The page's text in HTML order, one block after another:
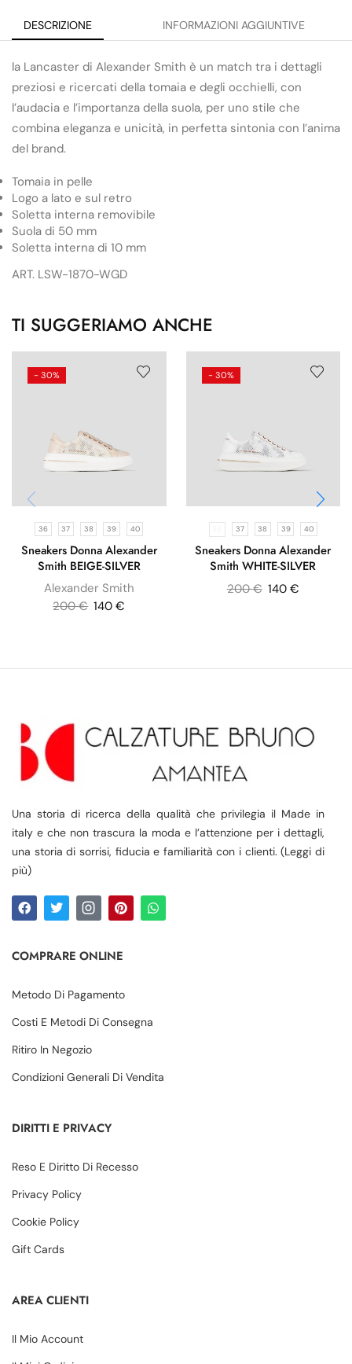
DESCRIZIONE INFORMAZIONI AGGIUNTIVE
la Lancaster di Alexander Smith è un match tra i dettagli
preziosi e ricercati della tomaia e degli occhielli, con
l’audacia e l’importanza della suola, per uno stile che
combina eleganza e unicità, in perfetta sintonia con l’anima
del brand.
Tomaia in pelle
Logo a lato e sul retro
Soletta interna removibile
Suola di 50 mm
Soletta interna di 10 mm
ART. LSW-1870-WGD
TI SUGGERIAMO ANCHE
- 30%
36 37 38 39 40
Sneakers Donna Alexander
Smith BEIGE-SILVER
Alexander Smith
200€ 140€
- 30%
37 38 39 40
Sneakers Donna Alexander
Smith WHITE-SILVER
200€ 140 €
Una storia di ricerca della qualità che privilegia il Made in
italy e che non trascura la moda e l’attenzione per i dettagli,
una storia di sorrisi, fiducia e familiarità con i clienti. (Leggi di
più)
COMPRARE ONLINE
Metodo Di Pagamento
Costi E Metodi Di Consegna
Ritiro In Negozio
Condizioni Generali Di Vendita
DIRITTI E PRIVACY
Reso E Diritto Di Recesso
Privacy Policy
Cookie Policy
Gift Cards
AREA CLIENTI
Il Mio Account